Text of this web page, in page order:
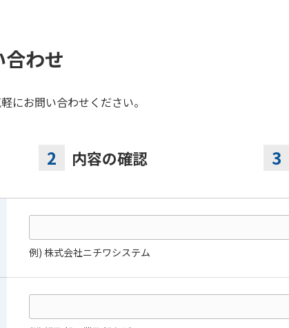
わせ
にお問い合わせください。
内容の確認
例) 株式会社ニチワシステム